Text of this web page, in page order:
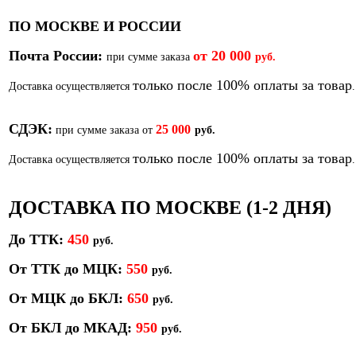
ПО МОСКВЕ И РОССИИ
Почта России: при сумме заказа от 20 000 руб.
Доставка осуществляется только после 100% оплаты за товар.
СДЭК: при сумме заказа от 25 000 руб.
Доставка осуществляется только после 100% оплаты за товар.
ДОСТАВКА ПО МОСКВЕ (1-2 ДНЯ)
До ТТК: 450 руб.
От ТТК до МЦК: 550 руб.
От МЦК до БКЛ: 650 руб.
От БКЛ до МКАД: 950 руб.